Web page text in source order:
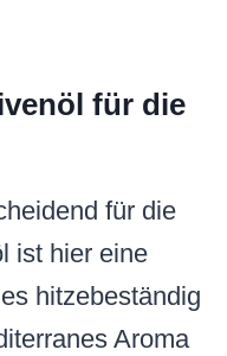
für die
für die
ist hier eine
hitzebeständig
Aroma